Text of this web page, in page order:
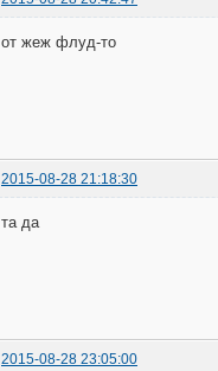
от жеж флуд-то
2015-08-28 21:18:30
та да
2015-08-28 23:05:00